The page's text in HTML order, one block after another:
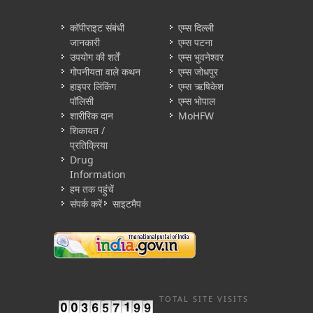
कॉपीराइट संबंधी
जानकारी
उपयोग की शर्तें
गोपनीयता वाले कथन
हाइपर लिंकिंग
पॉलिसी
शारीरिक दान
शिकायत /
प्रतिक्रिया
Drug
Information
हम तक पहुंचें
संपर्क करें
साइटमैप
एम्स दिल्ली
एम्स पटना
एम्स भुवनेश्वर
एम्स जोधपुर
एम्स ऋषिकेश
एम्स भोपाल
MoHFW
TOTAL SITE VISITS